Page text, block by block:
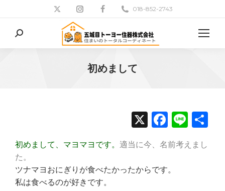
018-852-2743
検
索:
初めまして
X Line
初めまして、マヨマヨです。 適当に今、名前考えまし
た。
ツナマヨおにぎりが食べたかったからです。
私は食べるのが好きです。